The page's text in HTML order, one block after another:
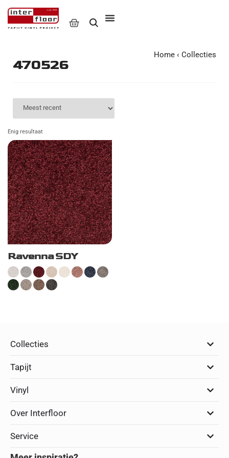
470526
Home ‹ Collecties
Enig resultaat
Ravenna SDY
Collecties
Tapijt
Vinyl
Over Interfloor
Service